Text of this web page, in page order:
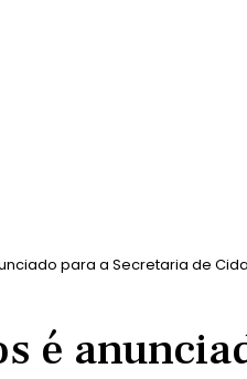
para a Secretaria de
é